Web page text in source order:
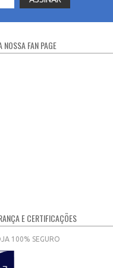
NOSSA FAN PAGE
E CERTIFICAÇÕES
100% SEGURO